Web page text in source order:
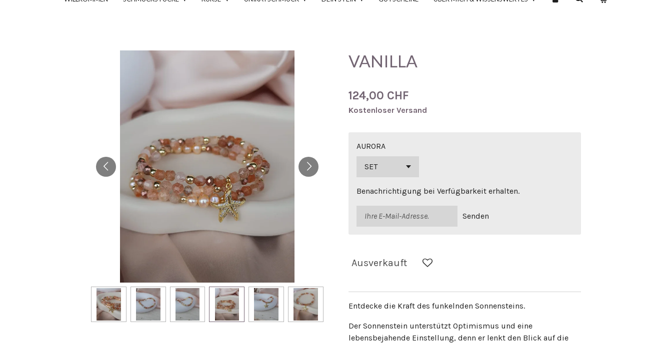
VANILLA
124,00 CHF
Kostenloser Versand
AURORA
Benachrichtigung bei Verfügbarkeit erhalten.
Senden
Ausverkauft
Entdecke die Kraft des funkelnden Sonnensteins.
Der Sonnenstein unterstützt Optimismus und eine
lebensbejahende Einstellung, denn er lenkt den Blick auf die